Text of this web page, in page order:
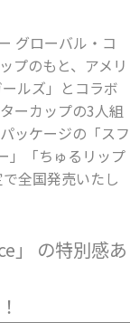
グローバル・コ
プのもと、アメリ
ルズ」とコラボ
ーカップの3⼈組
ッケージの「スフ
」「ちゅるリップ
全国発売いたし
」 の特別感あ